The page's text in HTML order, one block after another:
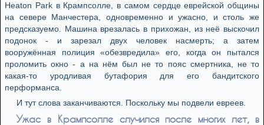
Heaton Park в Крампсолле, в самом сердце еврейской общины
на севере Манчестера, одновременно и ужасно, и столь же
предсказуемо. Машина врезалась в прихожан, из неё выскочил
подонок - и зарезал двух человек насмерть; а затем
вооружённая полиция «обезвредила» его, когда он пытался
проломить окно - а на нём был не то пояс смертника, не то
какая-то уродливая бутафория для его бандитского
перформанса.
И тут слова заканчиваются. Поскольку мы подвели евреев.
Ужас в Крампсолле случился после многих лет, в